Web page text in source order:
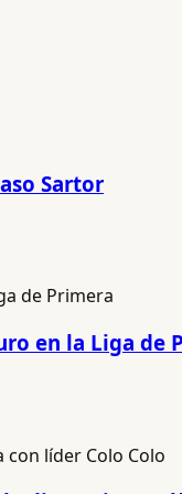
Sartor
en la Liga de